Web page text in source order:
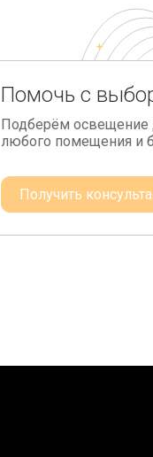
Помочь с
Подберём освещение
любого помещения и
Получить